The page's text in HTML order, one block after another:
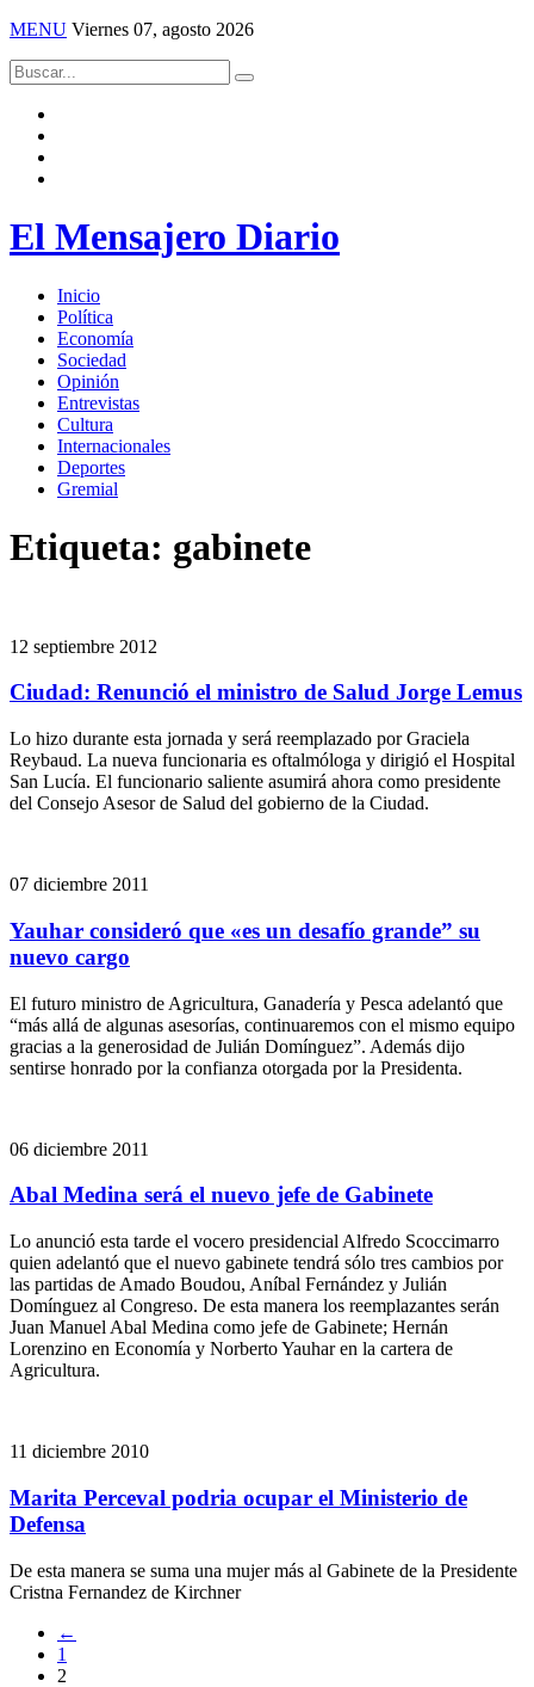
MENU Viernes 07, agosto 2026
El Mensajero Diario
Inicio
Política
Economía
Sociedad
Opinión
Entrevistas
Cultura
Internacionales
Deportes
Gremial
Etiqueta: gabinete
12 septiembre 2012
Ciudad: Renunció el ministro de Salud Jorge Lemus
Lo hizo durante esta jornada y será reemplazado por Graciela
Reybaud. La nueva funcionaria es oftalmóloga y dirigió el Hospital
San Lucía. El funcionario saliente asumirá ahora como presidente
del Consejo Asesor de Salud del gobierno de la Ciudad.
07 diciembre 2011
Yauhar consideró que «es un desafío grande” su
nuevo cargo
El futuro ministro de Agricultura, Ganadería y Pesca adelantó que
“más allá de algunas asesorías, continuaremos con el mismo equipo
gracias a la generosidad de Julián Domínguez”. Además dijo
sentirse honrado por la confianza otorgada por la Presidenta.
06 diciembre 2011
Abal Medina será el nuevo jefe de Gabinete
Lo anunció esta tarde el vocero presidencial Alfredo Scoccimarro
quien adelantó que el nuevo gabinete tendrá sólo tres cambios por
las partidas de Amado Boudou, Aníbal Fernández y Julián
Domínguez al Congreso. De esta manera los reemplazantes serán
Juan Manuel Abal Medina como jefe de Gabinete; Hernán
Lorenzino en Economía y Norberto Yauhar en la cartera de
Agricultura.
11 diciembre 2010
Marita Perceval podria ocupar el Ministerio de
Defensa
De esta manera se suma una mujer más al Gabinete de la Presidente
Cristna Fernandez de Kirchner
←
1
2